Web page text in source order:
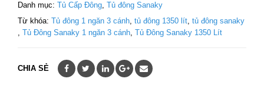
Danh mục: Tủ Cấp Đông, Tủ đông Sanaky
Từ khóa: Tủ đông 1 ngăn 3 cánh tủ đông 1350 lít tủ đông sanaky
Tủ Đông Sanaky 1 ngăn 3 cánh Tủ Đông Sanaky 1350 Lít
CHIA SẺ